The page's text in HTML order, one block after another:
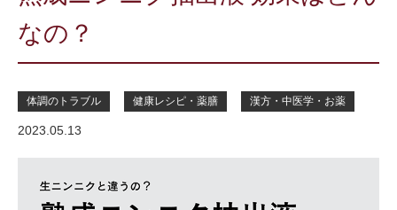
なの？
体調のトラブル 健康レシピ・薬膳 漢方・中医学・お薬
2023.05.13